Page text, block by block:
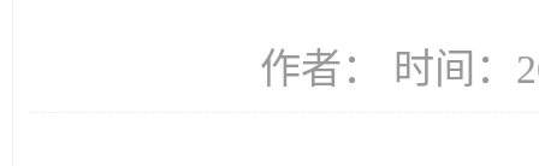
作者： 时间：